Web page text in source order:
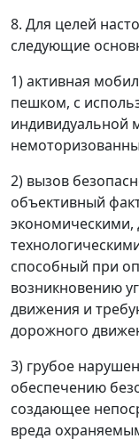
8. Для целей
следующие
1) активная
пешком, с
индивидуальной
2) вызов
объективный
способный при
возникновению
движения и
дорожного
3) грубое
обеспечению
создающее
вреда